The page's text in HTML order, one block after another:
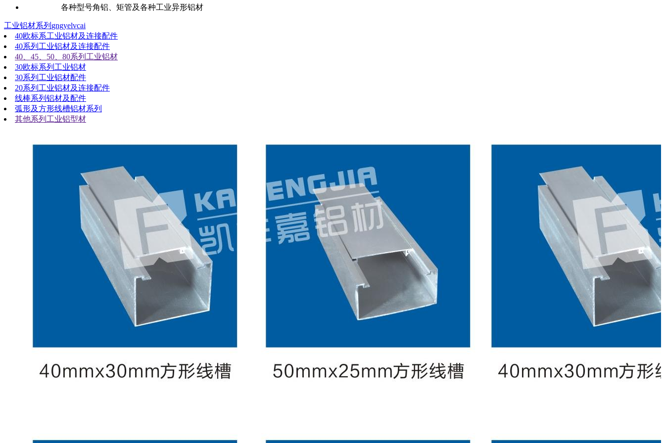
各种型号角铝、矩管及各种工业异形铝材
工业铝材系列 gngyelvcai
40欧标系工业铝材及连接配件
40系列工业铝材及连接配件
40、45、50、80系列工业铝材
30欧标系列工业铝材
30系列工业铝材配件
20系列工业铝材及连接配件
线棒系列铝材及配件
弧形及方形线槽铝材系列
其他系列工业铝型材